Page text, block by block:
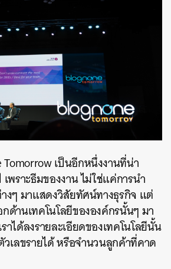
เป็นอีกหนึ่งงานที่น่า
พราะธีมของงาน ไม่ใช่แค่การนำ
งๆ มาแสดงวิสัยทัศน์ทางธุรกิจ แต่
ด้านเทคโนโลยีขององค์กรนั้นๆ มา
ได้ลงรายละเอียดของเทคโนโลยีนั้น
เลขรายได้ หรือจำนวนลูกค้าที่คาด